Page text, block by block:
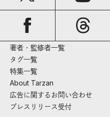
著者・監修者一覧
タグ一覧
特集一覧
About Tarzan
広告に関するお問い合わせ
プレスリリース受付